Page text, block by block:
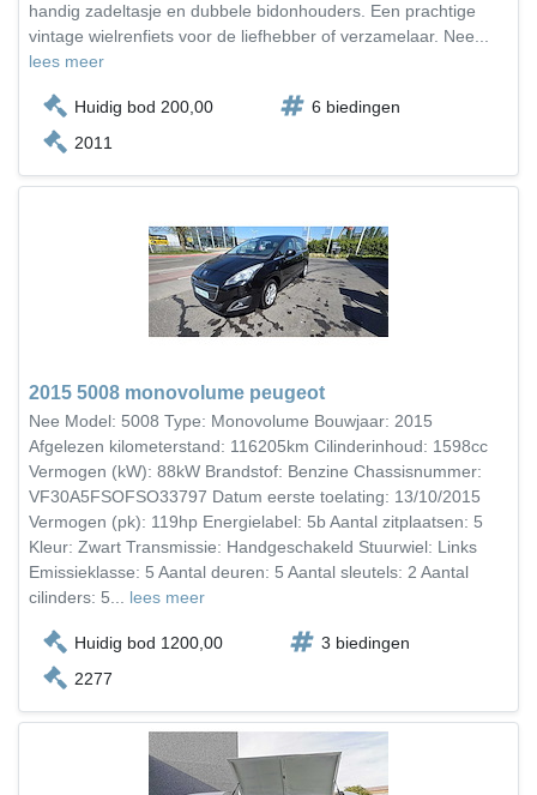
handig zadeltasje en dubbele bidonhouders. Een prachtige
vintage wielrenfiets voor de liefhebber of verzamelaar. Nee...
lees meer
Huidig bod 200,00
6 biedingen
2011
2015 5008 monovolume peugeot
Nee Model: 5008 Type: Monovolume Bouwjaar: 2015
Afgelezen kilometerstand: 116205km Cilinderinhoud: 1598cc
Vermogen (kW): 88kW Brandstof: Benzine Chassisnummer:
VF30A5FSOFSO33797 Datum eerste toelating: 13/10/2015
Vermogen (pk): 119hp Energielabel: 5b Aantal zitplaatsen: 5
Kleur: Zwart Transmissie: Handgeschakeld Stuurwiel: Links
Emissieklasse: 5 Aantal deuren: 5 Aantal sleutels: 2 Aantal
cilinders: 5... lees meer
Huidig bod 1200,00
3 biedingen
2277